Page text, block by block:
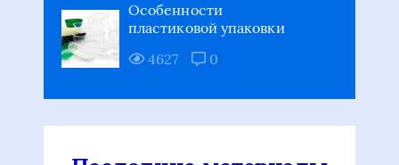
Особенности
пластиковой упаковки
4627
0